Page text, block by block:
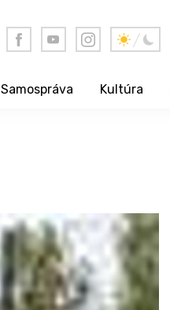
Samospráva Kultúra